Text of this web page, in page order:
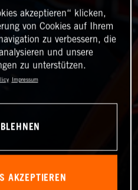
akzeptieren“ klicken,
von Cookies auf Ihrem
zu verbessern, die
und unsere
zu unterstützen.
Impressum
AKZEPTIEREN